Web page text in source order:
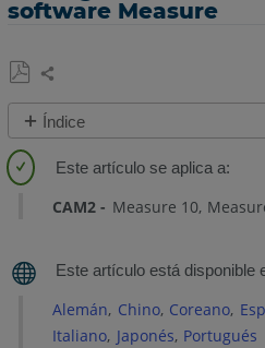
software Measure
Guardar
como
PDF
Compartir
Índice
rápidos
Descripción
Preparar
Identificar
CAM2 Measure 10
Alemán Chino Coreano
Italiano Japonés Portugués